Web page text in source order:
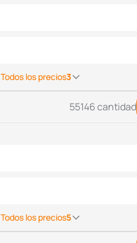
Todos los precios3
55146 cantidad
Todos los precios5